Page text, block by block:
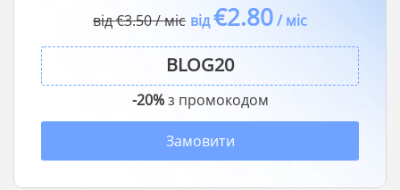
від €3.50 / міс від€2.80/ міс
-20%з промокодом
Замовити